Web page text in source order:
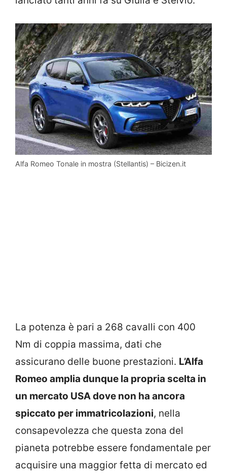
Alfa Romeo Tonale in mostra (Stellantis) – Bicizen.it
La potenza è pari a 268 cavalli con 400
Nm di coppia massima, dati che
assicurano delle buone prestazioni. L’Alfa
Romeo amplia dunque la propria scelta in
un mercato USA dove non ha ancora
spiccato per immatricolazioni, nella
consapevolezza che questa zona del
pianeta potrebbe essere fondamentale per
acquisire una maggior fetta di mercato ed